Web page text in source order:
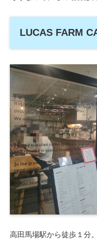
LUCAS FARM
高田馬場駅から徒歩１分